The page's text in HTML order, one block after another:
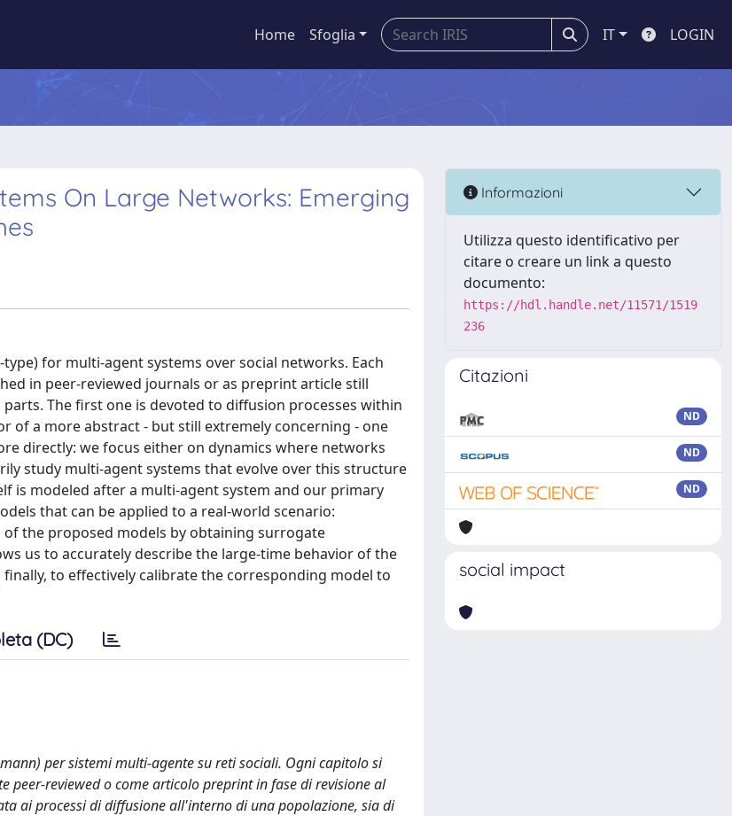
Home Sfoglia IT LOGIN
On Large Networks: Emerging
for multi-agent systems over social networks. Each
in peer-reviewed journals or as preprint article still
The first one is devoted to diffusion processes within
of a more abstract - but still extremely concerning - one
directly: we focus either on dynamics where networks
study multi-agent systems that evolve over this structure
is modeled after a multi-agent system and our primary
that can be applied to a real-world scenario:
the proposed models by obtaining surrogate
us to accurately describe the large-time behavior of the
to effectively calibrate the corresponding model to
(DC)
per sistemi multi-agente su reti sociali. Ogni capitolo si
reviewed o come articolo preprint in fase di revisione al
ai processi di diffusione all'interno di una popolazione, sia di
Informazioni
Utilizza questo identificativo per
citare o creare un link a questo
documento:
https://hdl.handle.net/11571/1519
236
Citazioni
ND
ND
ND
social impact